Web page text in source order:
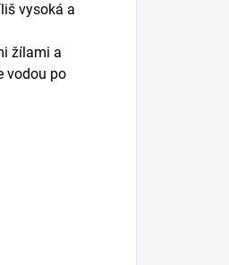
vysoká a
žílami a
vodou po